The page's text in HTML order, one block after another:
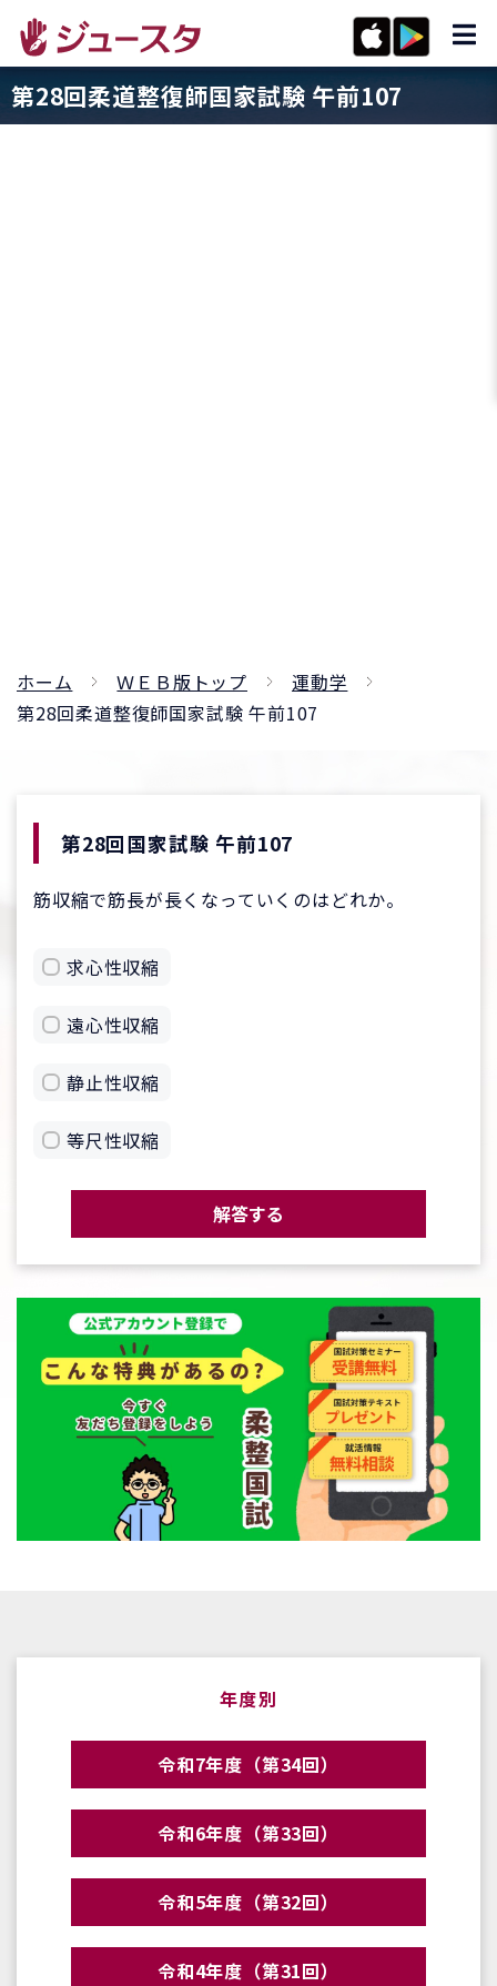
第28回柔道整復師国家試験 午前107
ホーム ＷＥＢ版トップ
運動学
第28回柔道整復師国家試験 午前107
第28回国家試験 午前107
筋収縮で筋長が長くなっていくのはどれか。
求心性収縮
遠心性収縮
静止性収縮
等尺性収縮
解答する
年度別
令和7年度（第34回）
令和6年度（第33回）
令和5年度（第32回）
令和4年度（第31回）